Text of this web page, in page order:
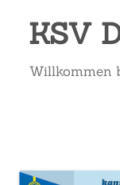
KSV
Willkommen